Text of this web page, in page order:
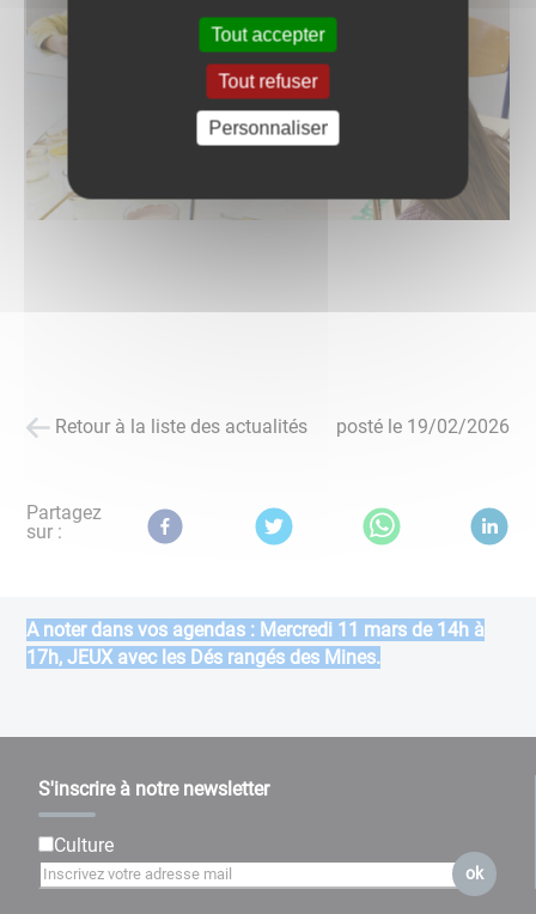
Retour à la liste des actualités posté le 19/02/2026
Partagez
sur :
A noter dans vos agendas : Mercredi 11 mars de 14h à
17h, JEUX avec les Dés rangés des Mines.
S'inscrire à notre newsletter
Culture
ok
Tout accepter
Tout refuser
Personnaliser